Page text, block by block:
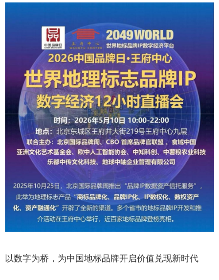
以数字为桥，为中国地标品牌开启价值兑现新时代